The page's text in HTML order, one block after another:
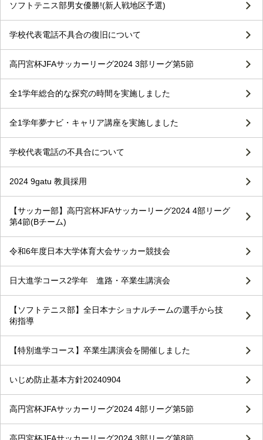
ソフトテニス部男女優勝!(新人戦地区予選)
学校代表電話不具合の復旧について
高円宮杯JFAサッカーリーグ2024 3部リーグ第5節
全1学年総合的な探究の時間を実施しました
全1学年夢ナビ・キャリア講座を実施しました
学校代表電話の不具合について
2024 9gatu 教員採用
【サッカー部】高円宮杯JFAサッカーリーグ2024 4部リーグ
第4節(Bチーム)
令和6年度日本大学体育大会サッカー競技会
日大進学コース2学年 進路・卒業生講演会
【ソフトテニス部】全日本ナショナルチームの選手から技
術指導
【特別進学コース】卒業生講演会を開催しました
いじめ防止基本方針20240904
高円宮杯JFAサッカーリーグ2024 4部リーグ第5節